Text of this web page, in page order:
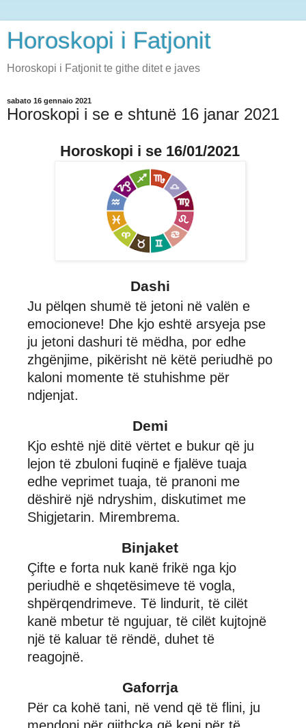
Horoskopi i Fatjonit
Horoskopi i Fatjonit te githe ditet e javes
sabato 16 gennaio 2021
Horoskopi i se e shtunë 16 janar 2021
Horoskopi i se 16/01/2021
Dashi
Ju pëlqen shumë të jetoni në valën e
emocioneve! Dhe kjo eshtë arsyeja pse
ju jetoni dashuri të mëdha, por edhe
zhgënjime, pikërisht në këtë periudhë po
kaloni momente të stuhishme për
ndjenjat.
Demi
Kjo eshtë një ditë vërtet e bukur që ju
lejon të zbuloni fuqinë e fjalëve tuaja
edhe veprimet tuaja, të pranoni me
dëshirë një ndryshim, diskutimet me
Shigjetarin. Mirembrema.
Binjaket
Çifte e forta nuk kanë frikë nga kjo
periudhë e shqetësimeve të vogla,
shpërqendrimeve. Të lindurit, të cilët
kanë mbetur të ngujuar, të cilët kujtojnë
një të kaluar të rëndë, duhet të
reagojnë.
Gaforrja
Për ca kohë tani, në vend që të flini, ju